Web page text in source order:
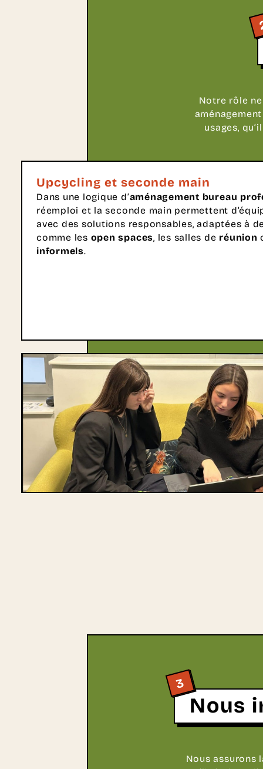
Notre rôle
usages,
Upcycling et seconde main
Dans une logique d’aménagement bureau
réemploi et la seconde main permettent
avec des solutions responsables, adaptées à
comme les open spaces, les salles de réunion
informels.
3
Nous
Nous assurons